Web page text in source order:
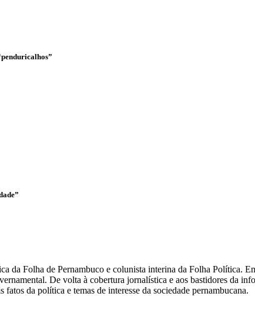
da Folha de Pernambuco e colunista interina da Folha Política.
De volta à cobertura jornalística e aos bastidores da
da política e temas de interesse da sociedade pernambucana.